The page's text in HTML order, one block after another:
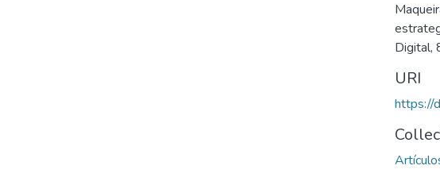
Digital,
URI
https://